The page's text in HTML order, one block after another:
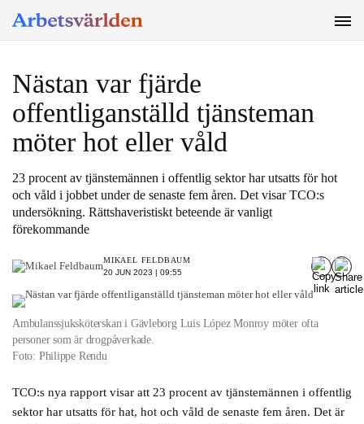
Nästan var fjärde
offentliganställd tjänsteman
möter hot eller våld
23 procent av tjänstemännen i offentlig sektor har utsatts för hot
och våld i jobbet under de senaste fem åren. Det visar TCO:s
undersökning. Rättshaveristiskt beteende är vanligt
förekommande
MIKAEL FELDBAUM
20 JUN 2023 | 09:55
Ambulanssjuksköterskan i Gävleborg Luis López Monroy möter ofta
personer som är drogpåverkade.
Foto: Philippe Rendu
TCO:s nya rapport visar att 23 procent av tjänstemännen i offentlig
sektor har utsatts för hat, hot och våld de senaste fem åren. Det är